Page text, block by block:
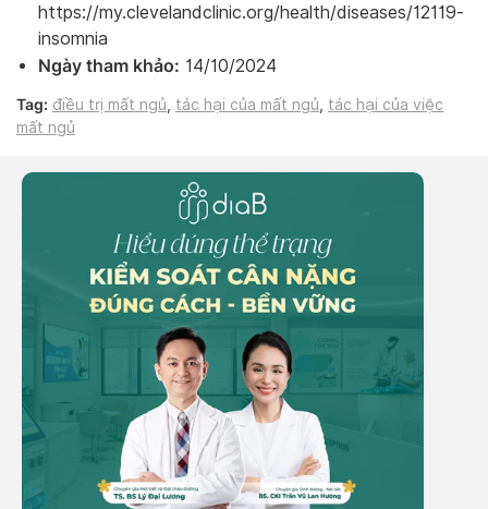
https://my.clevelandclinic.org/health/diseases/12119-
insomnia
Ngày tham khảo: 14/10/2024
Tag: điều trị mất ngủ tác hại của mất ngủ
tác hại của việc
mất ngủ